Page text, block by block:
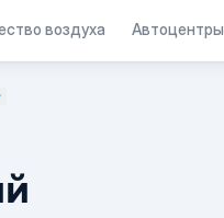
воздуха Автоцентры